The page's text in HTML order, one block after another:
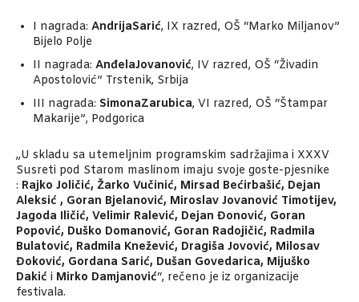
I nagrada: AndrijaSarić, IX razred, OŠ “Marko Miljanov”
Bijelo Polje
II nagrada: AnđelaJovanović, IV razred, OŠ “Živadin
Apostolović” Trstenik, Srbija
III nagrada: SimonaZarubica, VI razred, OŠ “Štampar
Makarije”, Podgorica
„U skladu sa utemeljnim programskim sadržajima i XXXV
Susreti pod Starom maslinom imaju svoje goste-pjesnike
: Rajko Joličić, Žarko Vučinić, Mirsad Bećirbašić, Dejan
Aleksić , Goran Bjelanović, Miroslav Jovanović Timotijev,
Jagoda Iličić, Velimir Ralević, Dejan Đonović, Goran
Popović, Duško Domanović, Goran Radojičić, Radmila
Bulatović, Radmila Knežević, Dragiša Jovović, Milosav
Đoković, Gordana Sarić, Dušan Govedarica, Mijuško
Dakić i Mirko Damjanović“, rečeno je iz organizacije
festivala.